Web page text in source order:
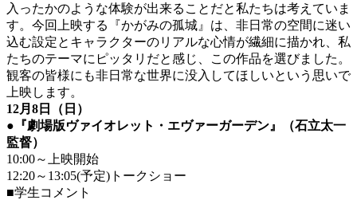
入ったかのような体験が出来ることだと私たちは考えていま
す。今回上映する『かがみの孤城』は、非日常の空間に迷い
込む設定とキャラクターのリアルな心情が繊細に描かれ、私
たちのテーマにピッタリだと感じ、この作品を選びました。
観客の皆様にも非日常な世界に没入してほしいという思いで
上映します。
12月8日（日）
●『劇場版ヴァイオレット・エヴァーガーデン』（石立太一
監督）
10:00～上映開始
12:20～13:05(予定)トークショー
■学生コメント